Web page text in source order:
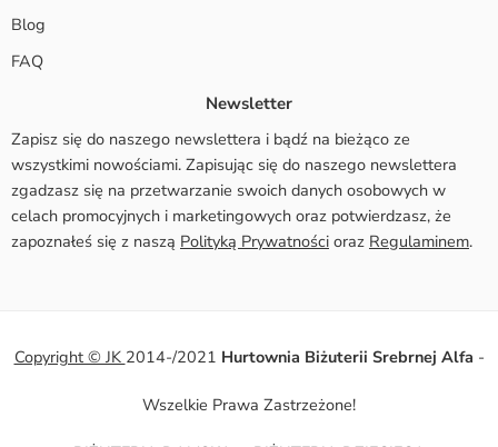
Blog
FAQ
Newsletter
Zapisz się do naszego newslettera i bądź na bieżąco ze
wszystkimi nowościami. Zapisując się do naszego newslettera
zgadzasz się na przetwarzanie swoich danych osobowych w
celach promocyjnych i marketingowych oraz potwierdzasz, że
zapoznałeś się z naszą Polityką Prywatności oraz Regulaminem.
Copyright © JK 2014-/2021 Hurtownia Biżuterii Srebrnej Alfa -
Wszelkie Prawa Zastrzeżone!